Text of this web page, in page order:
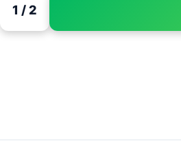
1 / 2